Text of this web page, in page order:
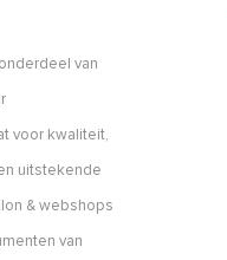
van
voor kwaliteit,
uitstekende
& webshops
van